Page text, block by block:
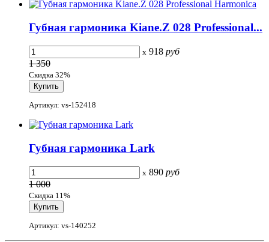
Губная гармоника Kiane.Z 028 Professional...
x 918 руб
1 350
Скидка 32%
Артикул: vs-152418
Губная гармоника Lark
x 890 руб
1 000
Скидка 11%
Артикул: vs-140252